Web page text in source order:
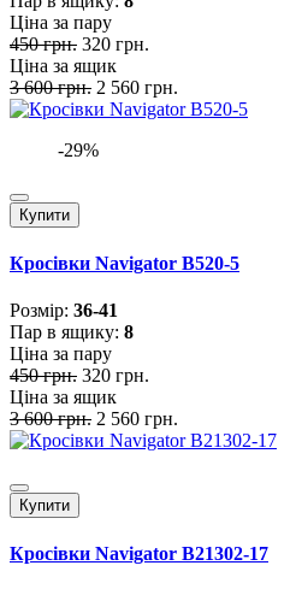
Ціна за пару
450 грн. 320 грн.
Ціна за ящик
3 600 грн. 2 560 грн.
-29%
Купити
Кросівки Navigator B520-5
Розмiр: 36-41
Пар в ящику: 8
Ціна за пару
450 грн. 320 грн.
Ціна за ящик
3 600 грн. 2 560 грн.
Купити
Кросівки Navigator B21302-17